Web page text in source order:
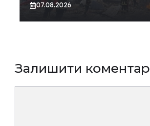
07.08.2026
Залишити коментар